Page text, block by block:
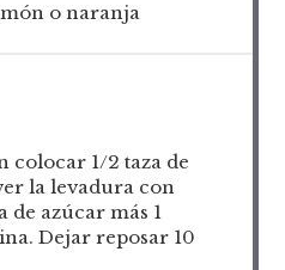
o naranja
colocar 1/2 taza de
la levadura con
azúcar más 1
Dejar reposar 10